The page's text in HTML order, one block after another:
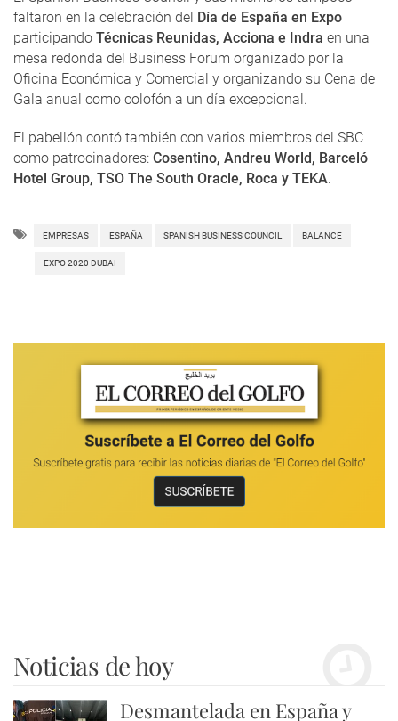
faltaron en la celebración del Día de España en Expo
participando Técnicas Reunidas, Acciona e Indra en una
mesa redonda del Business Forum organizado por la
Oficina Económica y Comercial y organizando su Cena de
Gala anual como colofón a un día excepcional.
El pabellón contó también con varios miembros del SBC
como patrocinadores: Cosentino, Andreu World, Barceló
Hotel Group, TSO The South Oracle, Roca y TEKA.
EMPRESAS ESPAÑA SPANISH BUSINESS COUNCIL BALANCE
EXPO 2020 DUBAI
Noticias de hoy
Desmantelada en España y